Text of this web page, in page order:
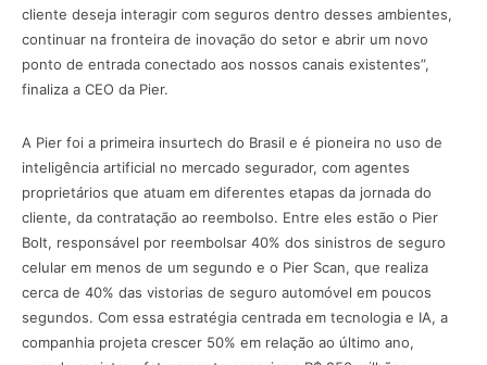
cliente deseja interagir com seguros dentro desses ambientes,
continuar na fronteira de inovação do setor e abrir um novo
ponto de entrada conectado aos nossos canais existentes”,
finaliza a CEO da Pier.
A Pier foi a primeira insurtech do Brasil e é pioneira no uso de
inteligência artificial no mercado segurador, com agentes
proprietários que atuam em diferentes etapas da jornada do
cliente, da contratação ao reembolso. Entre eles estão o Pier
Bolt, responsável por reembolsar 40% dos sinistros de seguro
celular em menos de um segundo e o Pier Scan, que realiza
cerca de 40% das vistorias de seguro automóvel em poucos
segundos. Com essa estratégia centrada em tecnologia e IA, a
companhia projeta crescer 50% em relação ao último ano,